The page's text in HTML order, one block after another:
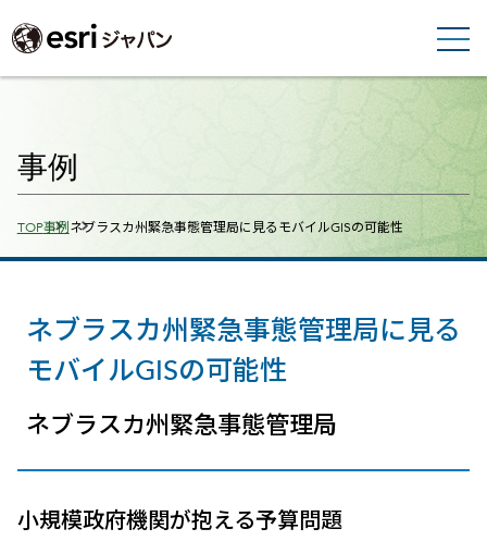
事例
Breadcrumbs
TOP事例ネブラスカ州緊急事態管理局に見るモバイルGISの可能性
ネブラスカ州緊急事態管理局に見る
モバイルGISの可能性
ネブラスカ州緊急事態管理局
小規模政府機関が抱える予算問題